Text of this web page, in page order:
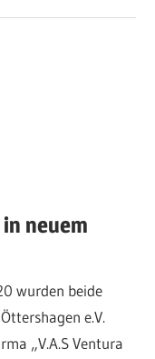
neuem
wurden beide
e.V.
„V.A.S Ventura